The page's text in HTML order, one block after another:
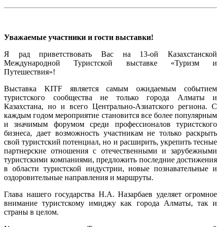
Уважаемые участники и гости выставки!
Я рад приветствовать Вас на 13-ой Казахстанской
Международной Туристской выставке «Туризм и
Путешествия»!
Выставка KITF является самым ожидаемым событием
туристского сообщества не только города Алматы и
Казахстана, но и всего Центрально-Азиатского региона. С
каждым годом мероприятие становится все более популярным
и значимым форумом среди профессионалов туристского
бизнеса, дает возможность участникам не только раскрыть
свой туристский потенциал, но и расширить, укрепить тесные
партнерские отношения с отечественными и зарубежными
туристскими компаниями, предложить последние достижения
в области туристской индустрии, новые познавательные и
оздоровительные направления и маршруты.
Глава нашего государства Н.А. Назарбаев уделяет огромное
внимание туристскому имиджу как города Алматы, так и
страны в целом.